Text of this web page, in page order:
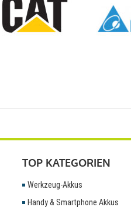
TOP KATEGORIEN
Werkzeug-Akkus
Handy & Smartphone Akkus